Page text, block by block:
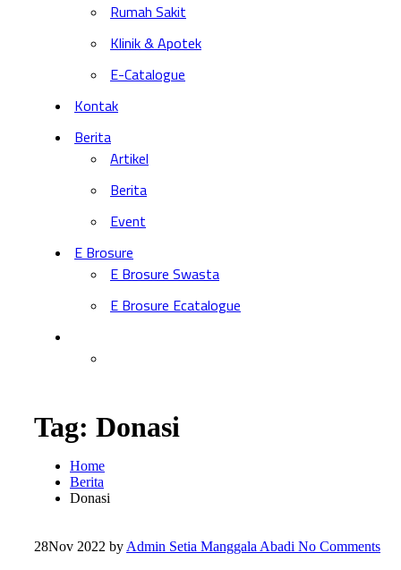
Rumah Sakit
Klinik & Apotek
E-Catalogue
Kontak
Berita
Artikel
Berita
Event
E Brosure
E Brosure Swasta
E Brosure Ecatalogue
Tag: Donasi
Home
Berita
Donasi
28Nov 2022 by Admin Setia Manggala Abadi No Comments